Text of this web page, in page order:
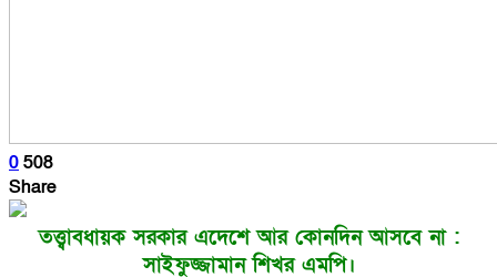
0508
Share
তত্ত্বাবধায়ক সরকার এদেশে আর কোনদিন আসবে না :
সাইফুজ্জামান শিখর এমপি।